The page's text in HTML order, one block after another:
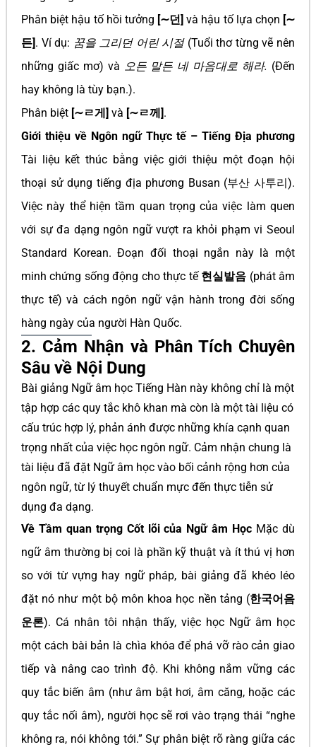
Phân biệt hậu tố hồi tưởng [∼던] và hậu tố lựa chọn [∼
든]. Ví dụ: 꿈을 그리던 어린 시절(Tuổi thơ từng vẽ nên
những giấc mơ) và 오든 말든 네 마음대로 해라. (Đến
hay không là tùy bạn.).
Phân biệt [∼ㄹ게] và [∼ㄹ께].
Giới thiệu về Ngôn ngữ Thực tế – Tiếng Địa phương
Tài liệu kết thúc bằng việc giới thiệu một đoạn hội
thoại sử dụng tiếng địa phương Busan (부산 사투리).
Việc này thể hiện tầm quan trọng của việc làm quen
với sự đa dạng ngôn ngữ vượt ra khỏi phạm vi Seoul
Standard Korean. Đoạn đối thoại ngắn này là một
minh chứng sống động cho thực tế 현실발음 (phát âm
thực tế) và cách ngôn ngữ vận hành trong đời sống
hàng ngày của người Hàn Quốc.
2. Cảm Nhận và Phân Tích Chuyên
Sâu về Nội Dung
Bài giảng Ngữ âm học Tiếng Hàn này không chỉ là một
tập hợp các quy tắc khô khan mà còn là một tài liệu có
cấu trúc hợp lý, phản ánh được những khía cạnh quan
trọng nhất của việc học ngôn ngữ. Cảm nhận chung là
tài liệu đã đặt Ngữ âm học vào bối cảnh rộng hơn của
ngôn ngữ, từ lý thuyết chuẩn mực đến thực tiễn sử
dụng đa dạng.
Về Tầm quan trọng Cốt lõi của Ngữ âm Học Mặc dù
ngữ âm thường bị coi là phần kỹ thuật và ít thú vị hơn
so với từ vựng hay ngữ pháp, bài giảng đã khéo léo
đặt nó như một bộ môn khoa học nền tảng (한국어음
운론). Cá nhân tôi nhận thấy, việc học Ngữ âm học
một cách bài bản là chìa khóa để phá vỡ rào cản giao
tiếp và nâng cao trình độ. Khi không nắm vững các
quy tắc biến âm (như âm bật hơi, âm căng, hoặc các
quy tắc nối âm), người học sẽ rơi vào trạng thái “nghe
không ra, nói không tới.” Sự phân biệt rõ ràng giữa các